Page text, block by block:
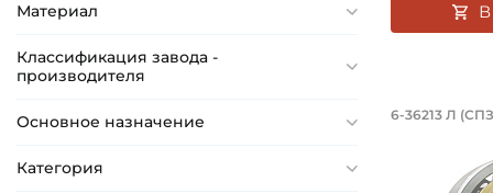
Материал
Классификация завода -
производителя
Основное назначение
Категория
6-36213 Л